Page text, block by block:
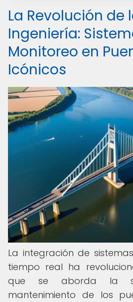
La Revolución de
Ingeniería:
Monitoreo en
Icónicos
La integración de
tiempo real ha
que se aborda la
mantenimiento de los